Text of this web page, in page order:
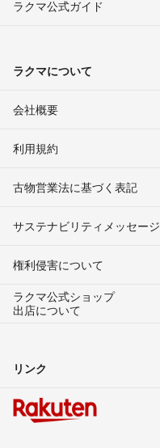
ラクマ公式ガイド
ラクマについて
会社概要
利用規約
古物営業法に基づく表記
サステナビリティメッセージ
権利侵害について
ラクマ公式ショップ
出店について
リンク